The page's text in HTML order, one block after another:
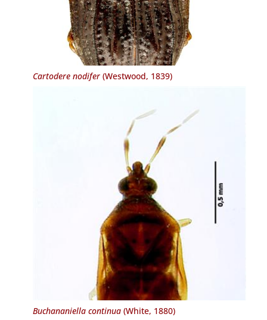
Cartodere nodifer(Westwood, 1839)
Buchananiella continua(White, 1880)